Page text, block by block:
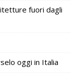
fuori dagli
oggi in Italia